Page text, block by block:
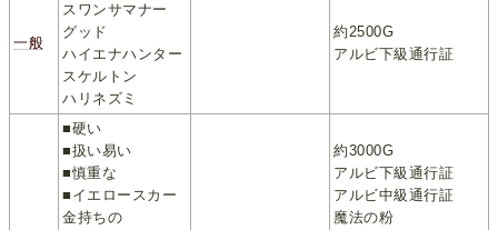
一般
スワンサマナー
グッド
ハイエナハンター
スケルトン
ハリネズミ
約2500G
アルビ下級通行証
■硬い
■扱い易い
■慎重な
■イエロースカー
金持ちの
約3000G
アルビ下級通行証
アルビ中級通行証
魔法の粉